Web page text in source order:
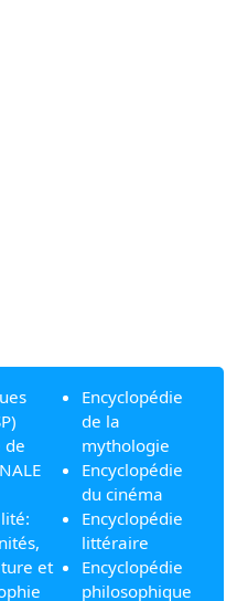
de
et
Encyclopédie
de la
mythologie
Encyclopédie
du cinéma
Encyclopédie
littéraire
Encyclopédie
philosophique